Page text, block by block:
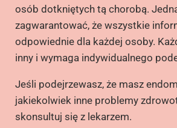
osób dotkniętych tą chorobą.
zagwarantować, że wszystkie
odpowiednie dla każdej osoby.
inny i wymaga indywidualnego
Jeśli podejrzewasz, że masz
jakiekolwiek inne problemy
skonsultuj się z lekarzem.